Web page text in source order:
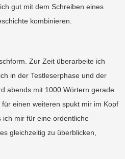
gut mit dem Schreiben eines
kombinieren.
Zur Zeit überarbeite ich
in der Testleserphase und der
abends mit 1000 Wörtern gerade
einen weiteren spukt mir im Kopf
mir für eine ordentliche
gleichzeitig zu überblicken,